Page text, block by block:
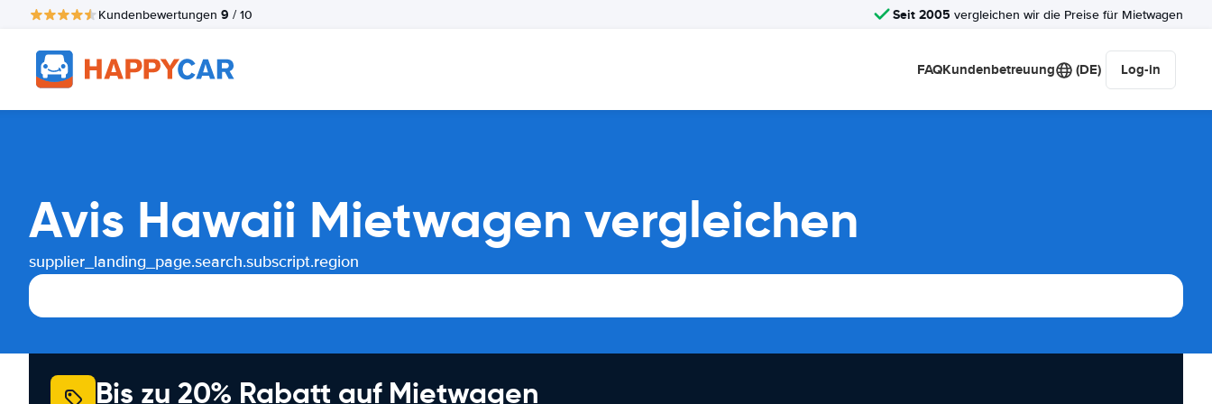
Kundenbewertungen 9 / 10 Seit 2005 vergleichen wir die Preise für Mietwagen
FAQKundenbetreuung (DE) Log-in
Avis Hawaii Mietwagen vergleichen
supplier_landing_page.search.subscript.region
Bis zu 20% Rabatt auf Mietwagen